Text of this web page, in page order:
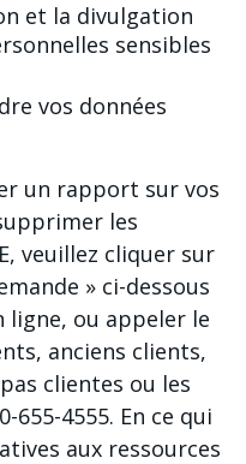
et la divulgation
sensibles
vos données
un rapport sur vos
les
veuillez cliquer sur
» ci-dessous
ou appeler le
anciens clients,
clientes ou les
655-4555. En ce qui
aux ressources